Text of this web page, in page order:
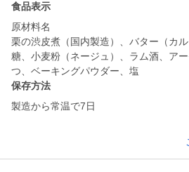
食品表示
原材料名
栗の渋皮煮（国内製造）、バター（カ
糖、小麦粉（ネージュ）、ラム酒、ア
つ、ベーキングパウダー、塩
保存方法
製造から常温で7日